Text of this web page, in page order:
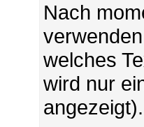
Nach
welches
wird nur
angezeigt).